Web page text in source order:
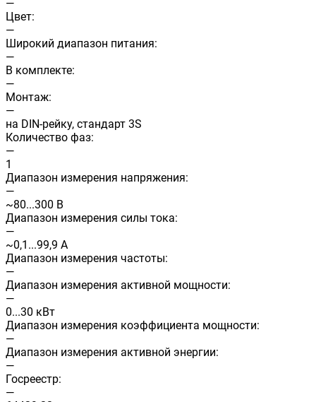
—
Цвет:
—
Широкий диапазон питания:
—
В комплекте:
—
Монтаж:
—
на DIN-рейку, стандарт 3S
Количество фаз:
—
1
Диапазон измерения напряжения:
—
~80...300 В
Диапазон измерения силы тока:
—
~0,1...99,9 А
Диапазон измерения частоты:
—
Диапазон измерения активной мощности:
—
0...30 кВт
Диапазон измерения коэффициента мощности:
—
Диапазон измерения активной энергии:
—
Госреестр:
—